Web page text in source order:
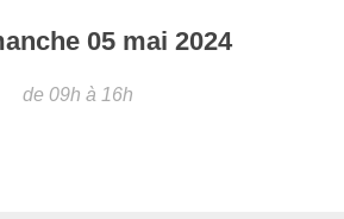
05 mai 2024
de 09h à 16h